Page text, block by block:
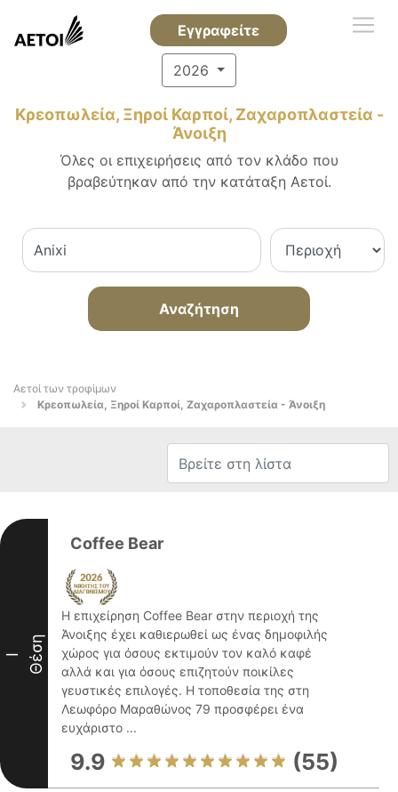
Εγγραφείτε
2026
Κρεοπωλεία, Ξηροί Καρποί, Ζαχαροπλαστεία -
Άνοιξη
Όλες οι επιχειρήσεις από τον κλάδο που
βραβεύτηκαν από την κατάταξη Αετοί.
Αναζήτηση
Αετοί των τροφίμων
Κρεοπωλεία, Ξηροί Καρποί, Ζαχαροπλαστεία - Άνοιξη
I Θέση
Coffee Bear
Η επιχείρηση Coffee Bear στην περιοχή της
Άνοιξης έχει καθιερωθεί ως ένας δημοφιλής
χώρος για όσους εκτιμούν τον καλό καφέ
αλλά και για όσους επιζητούν ποικίλες
γευστικές επιλογές. Η τοποθεσία της στη
Λεωφόρο Μαραθώνος 79 προσφέρει ένα
ευχάριστο ...
9.9 (55)